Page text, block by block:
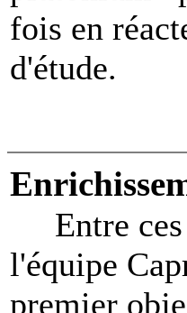
fois en
d'étude.
Entre ces
l'équipe
premier